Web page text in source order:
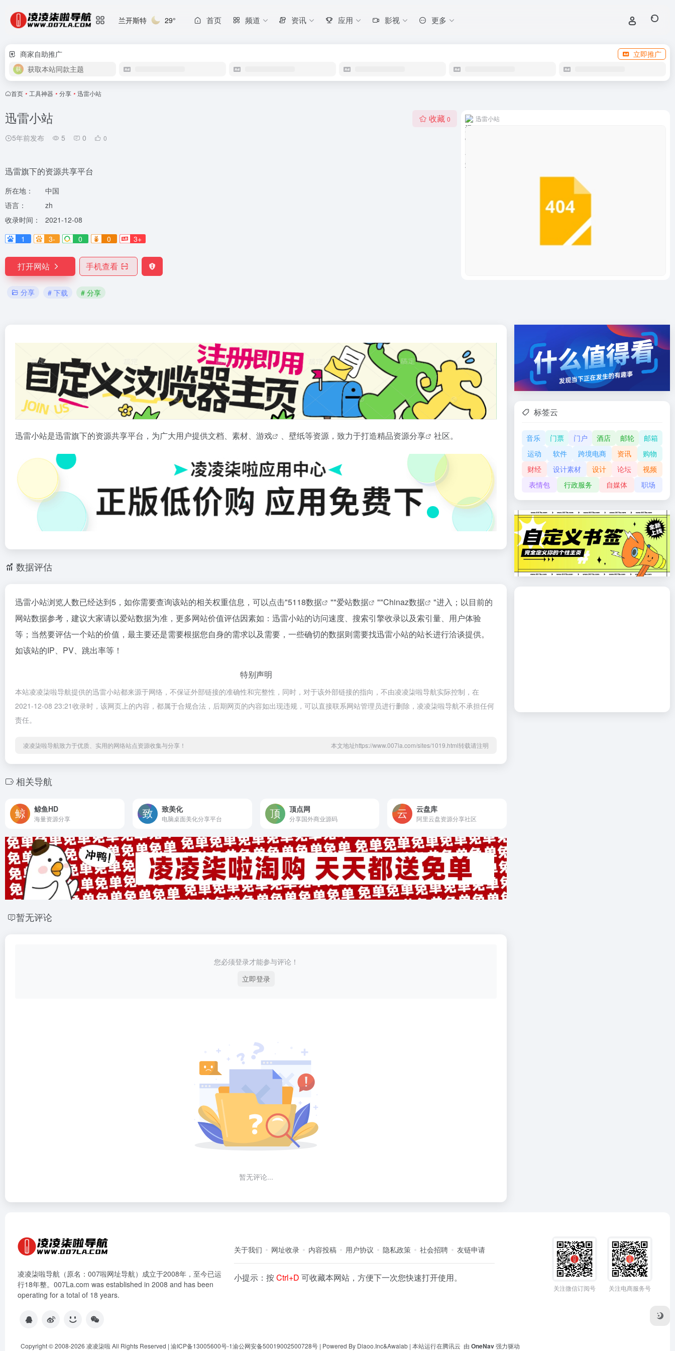
兰开斯特 29° 首页 频道 资讯 应用 影视 更多
商家自助推广
立即推广
获取本站同款主题
首页 • 工具神器 • 分享 • 迅雷小站
迅雷小站
5年前发布 5 0 0
收藏 0
迅雷旗下的资源共享平台
所在地：
中国
语言：
zh
收录时间：
2021-12-08
1
3- 0 0 3+
打开网站 手机查看
分享 # 下载 # 分享
迅雷小站
迅雷小站是迅雷旗下的资源共享平台，为广大用户提供文档、素材、 游戏 、壁纸等资源，致力于打造精品资源分享 社区。
数据评估
迅雷小站浏览人数已经达到5，如你需要查询该站的相关权重信息，可以点击"5118数据 ""爱站数据 ""Chinaz数据
"进入；以目前的
网站数据参考，建议大家请以爱站数据为准，更多网站价值评估因素如：迅雷小站的访问速度、搜索引擎收录以及索引量、用户体验
等；当然要评估一个站的价值，最主要还是需要根据您自身的需求以及需要，一些确切的数据则需要找迅雷小站的站长进行洽谈提供。
如该站的IP、PV、跳出率等！
特别声明
本站凌凌柒啦导航提供的迅雷小站都来源于网络，不保证外部链接的准确性和完整性，同时，对于该外部链接的指向，不由凌凌柒啦导航实际控制，在
2021-12-08 23:21收录时，该网页上的内容，都属于合规合法，后期网页的内容如出现违规，可以直接联系网站管理员进行删除，凌凌柒啦导航不承担任何
责任。
凌凌柒啦导航致力于优质、实用的网络站点资源收集与分享！ 本文地址https://www.007la.com/sites/1019.html转载请注明
相关导航
鲸鱼HD
海量资源分享
致美化
电脑桌面美化分享平台
顶点网
分享国外商业源码
云盘库
阿里云盘资源分享社区
暂无评论
您必须登录才能参与评论！
立即登录
暂无评论...
标签云
音乐 门票 门户 酒店 邮轮
邮箱
运动
软件 跨境电商 资讯
购物
财经
设计素材 设计 论坛
视频
表情包
行政服务 自媒体 职场
凌凌柒啦导航（原名：007啦网址导航）成立于2008年，至今已运
行18年整。007La.com was established in 2008 and has been
operating for a total of 18 years.
关于我们 网址收录 内容投稿 用户协议 隐私政策 社会招聘 友链申请
小提示：按Ctrl+D可收藏本网站，方便下一次您快速打开使用。
关注微信订阅号 关注电商服务号
Copyright © 2008-2026 凌凌柒啦 All Rights Reserved | 渝ICP备13005600号-1渝公网安备50019002500728号 | Powered By Dlaoo.Inc&Awalab | 本站运行在腾讯云 由 OneNav强力驱动